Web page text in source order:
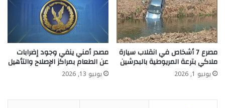
مصرع 7 أشخاص في انقلاب سيارة
ملاكي بترعة المريوطية بالبدرشين
يونيو 1, 2026
مصدر أمني ينفي وجود إضرابات
عن الطعام بمراكز الإصلاح والتأهيل
يونيو 13, 2026